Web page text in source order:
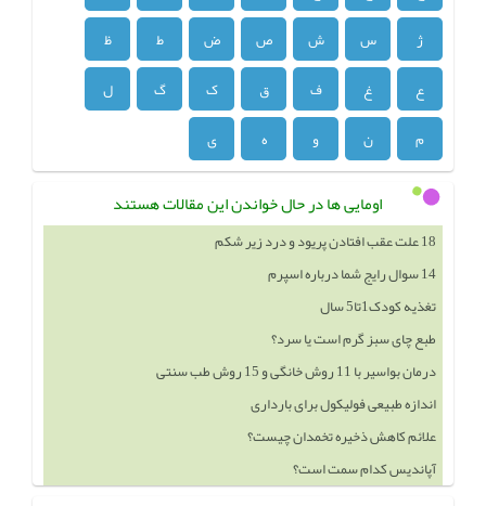
ژ
س ش ص ض ط
ظ
ع
غ ف ق ک گ
ل
م
ن و ه ی
اومایی ها در حال خواندن این مقالات هستند
18 علت عقب افتادن پریود و درد زیر شکم
14 سوال رایج شما درباره اسپرم
تغذیه کودک1تا5 سال
طبع چای سبز گرم است یا سرد؟
درمان بواسیر با 11 روش خانگی و 15 روش طب سنتی
اندازه طبیعی فولیکول برای بارداری
علائم کاهش ذخیره تخمدان چیست؟
آپاندیس کدام سمت است؟